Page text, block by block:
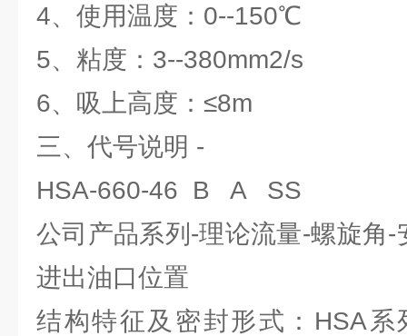
4、使用温度：0--150℃
5、粘度：3--380mm2/s
6、吸上高度：≤8m
三、代号说明 -
HSA-660-46 B A SS
公司产品系列-理论流量-螺旋角
进出油口位置
结构特征及密封形式：HSA